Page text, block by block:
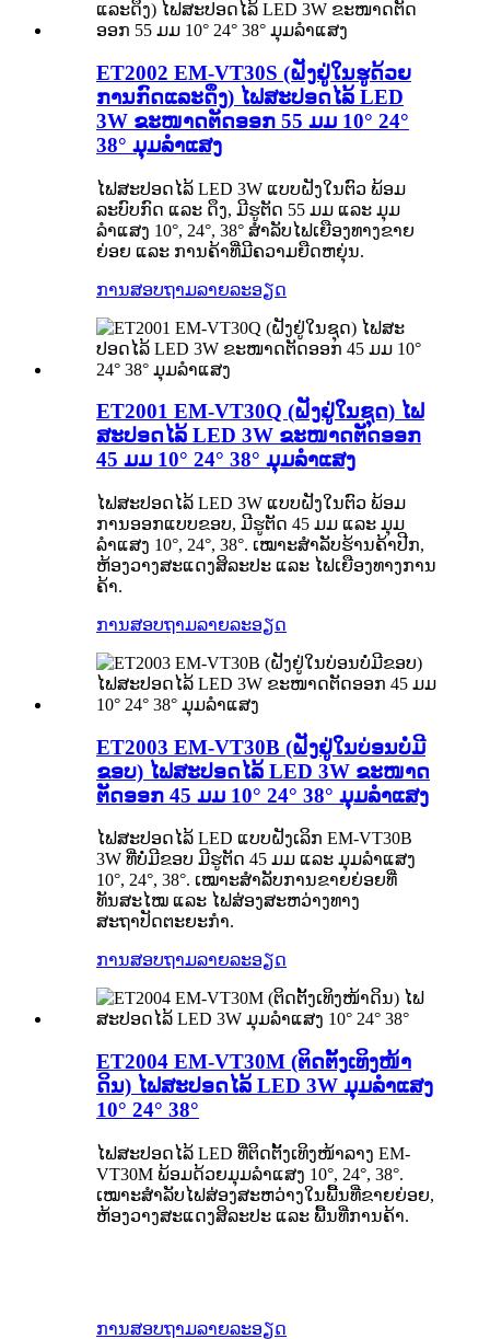
ET2002 EM-VT30S (ຝັງຢູ່ໃນຮູດ້ວຍ
ການກົດແລະດຶງ) ໄຟສະປອດໄລ້ LED
3W ຂະໜາດຕັດອອກ 55 ມມ 10° 24°
38° ມຸມລຳແສງ
ໄຟສະປອດໄລ້ LED 3W ແບບຝັງໃນຕົວ ພ້ອມ
ລະບົບກົດ ແລະ ດຶງ, ມີຮູຕັດ 55 ມມ ແລະ ມຸມ
ລຳແສງ 10°, 24°, 38° ສຳລັບໄຟເຍືອງທາງຂາຍ
ຍ່ອຍ ແລະ ການຄ້າທີ່ມີຄວາມຍືດຫຍຸ່ນ.
ການສອບຖາມລາຍລະອຽດ
ET2001 EM-VT30Q (ຝັງຢູ່ໃນຊຸດ) ໄຟ
ສະປອດໄລ້ LED 3W ຂະໜາດຕັດອອກ
45 ມມ 10° 24° 38° ມຸມລຳແສງ
ໄຟສະປອດໄລ້ LED 3W ແບບຝັງໃນຕົວ ພ້ອມ
ການອອກແບບຂອບ, ມີຮູຕັດ 45 ມມ ແລະ ມຸມ
ລຳແສງ 10°, 24°, 38°. ເໝາະສຳລັບຮ້ານຄ້າປີກ,
ຫ້ອງວາງສະແດງສິລະປະ ແລະ ໄຟເຍືອງທາງການ
ຄ້າ.
ການສອບຖາມລາຍລະອຽດ
ET2003 EM-VT30B (ຝັງຢູ່ໃນບ່ອນບໍ່ມີ
ຂອບ) ໄຟສະປອດໄລ້ LED 3W ຂະໜາດ
ຕັດອອກ 45 ມມ 10° 24° 38° ມຸມລຳແສງ
ໄຟສະປອດໄລ້ LED ແບບຝັງເລິກ EM-VT30B
3W ທີ່ບໍ່ມີຂອບ ມີຮູຕັດ 45 ມມ ແລະ ມຸມລຳແສງ
10°, 24°, 38°. ເໝາະສຳລັບການຂາຍຍ່ອຍທີ່
ທັນສະໄໝ ແລະ ໄຟສ່ອງສະຫວ່າງທາງ
ສະຖາປັດຕະຍະກຳ.
ການສອບຖາມລາຍລະອຽດ
ET2004 EM-VT30M (ຕິດຕັ້ງເທິງໜ້າ
ດິນ) ໄຟສະປອດໄລ້ LED 3W ມຸມລຳແສງ
10° 24° 38°
ໄຟສະປອດໄລ້ LED ທີ່ຕິດຕັ້ງເທິງໜ້າລາງ EM-
VT30M ພ້ອມດ້ວຍມຸມລຳແສງ 10°, 24°, 38°.
ເໝາະສຳລັບໄຟສ່ອງສະຫວ່າງໃນພື້ນທີ່ຂາຍຍ່ອຍ,
ຫ້ອງວາງສະແດງສິລະປະ ແລະ ພື້ນທີ່ການຄ້າ.
ການສອບຖາມລາຍລະອຽດ